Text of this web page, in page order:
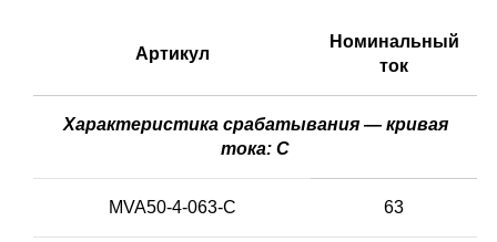
Артикул
Номинальный
ток
Характеристика срабатывания — кривая
тока: C
MVA50-4-063-C 63